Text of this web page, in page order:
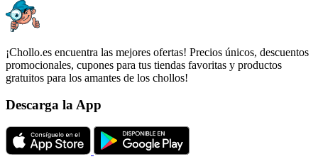
¡Chollo.es encuentra las mejores ofertas! Precios únicos, descuentos
promocionales, cupones para tus tiendas favoritas y productos
gratuitos para los amantes de los chollos!
Descarga la App